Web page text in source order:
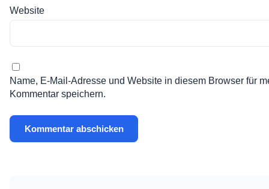
Website
Name, E-Mail-Adresse und Website in diesem Browser für
Kommentar speichern.